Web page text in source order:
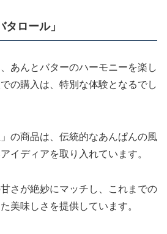
ロール」
あんとバターのハーモニーを楽し
の購入は、特別な体験となるでし
の商品は、伝統的なあんぱんの風
イディアを取り入れています。
さが絶妙にマッチし、これまでの
美味しさを提供しています。